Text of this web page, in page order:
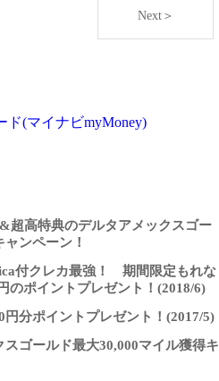
Next＞
(マイナビmyMoney)
超高特典のデルタアメックスゴー
ンペーン！
付クレカ最強！ 期間限定もれな
のポイントプレゼント！(2018/6)
分ポイントプレゼント！(2017/5)
スゴールド最大30,000マイル獲得キ